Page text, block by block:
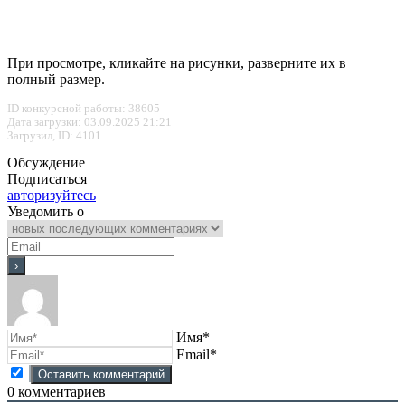
При просмотре, кликайте на рисунки, разверните их в
полный размер.
ID конкурсной работы: 38605
Дата загрузки: 03.09.2025 21:21
Загрузил, ID: 4101
Обсуждение
Подписаться
авторизуйтесь
Уведомить о
Имя*
Email*
0 комментариев